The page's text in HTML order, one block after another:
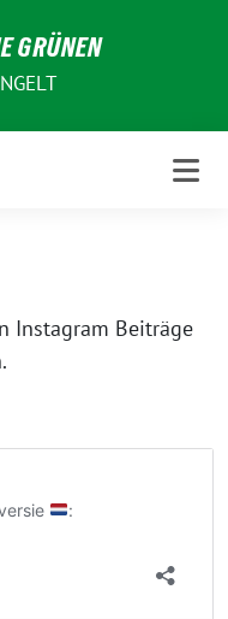
GRÜNEN
Instagram Beiträge